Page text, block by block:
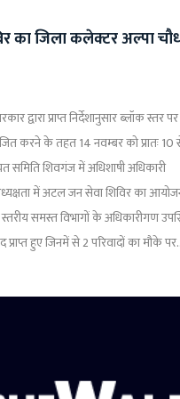
का जिला कलेक्टर अल्पा
द्वारा प्राप्त निर्देशानुसार ब्लॉक स्तर पर
करने के तहत 14 नवम्बर को प्रातः 10
शिवगंज में अधिशाषी अधिकारी
में अटल जन सेवा शिविर का
समस्त विभागों के अधिकारीगण
हुए जिनमें से 2 परिवादों का मौके